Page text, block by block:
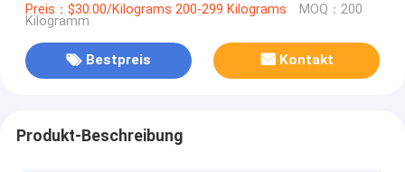
Preis：$30.00/Kilograms 200-299 Kilograms MOQ：200
Kilogramm
Bestpreis Kontakt
Produkt-Beschreibung